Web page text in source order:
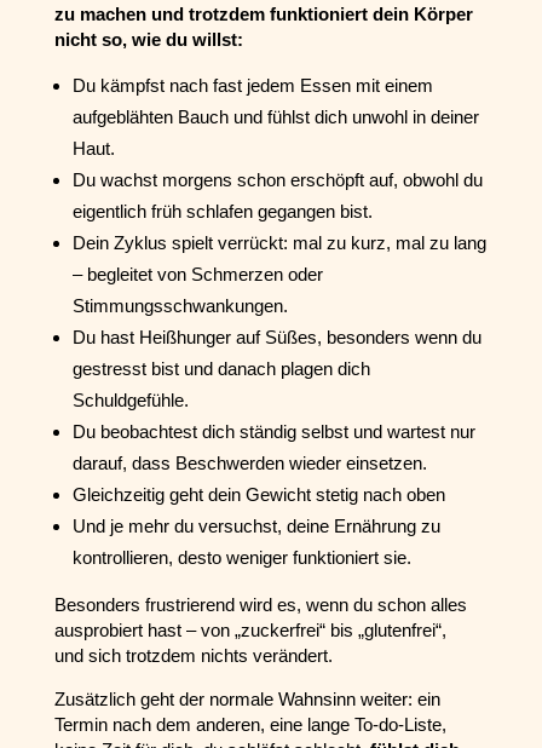
zu machen und trotzdem funktioniert dein Körper
nicht so, wie du willst:
Du kämpfst nach fast jedem Essen mit einem
aufgeblähten Bauch und fühlst dich unwohl in deiner
Haut.
Du wachst morgens schon erschöpft auf, obwohl du
eigentlich früh schlafen gegangen bist.
Dein Zyklus spielt verrückt: mal zu kurz, mal zu lang
– begleitet von Schmerzen oder
Stimmungsschwankungen.
Du hast Heißhunger auf Süßes, besonders wenn du
gestresst bist und danach plagen dich
Schuldgefühle.
Du beobachtest dich ständig selbst und wartest nur
darauf, dass Beschwerden wieder einsetzen.
Gleichzeitig geht dein Gewicht stetig nach oben
Und je mehr du versuchst, deine Ernährung zu
kontrollieren, desto weniger funktioniert sie.
Besonders frustrierend wird es, wenn du schon alles
ausprobiert hast – von „zuckerfrei“ bis „glutenfrei“,
und sich trotzdem nichts verändert.
Zusätzlich geht der normale Wahnsinn weiter: ein
Termin nach dem anderen, eine lange To-do-Liste,